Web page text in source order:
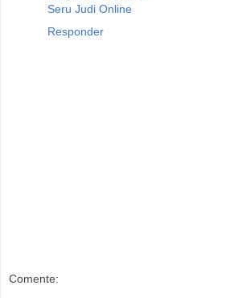
Seru Judi Online
Responder
Comente: